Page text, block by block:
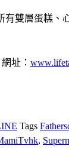
有雙層蛋糕、
址：
Tags
,